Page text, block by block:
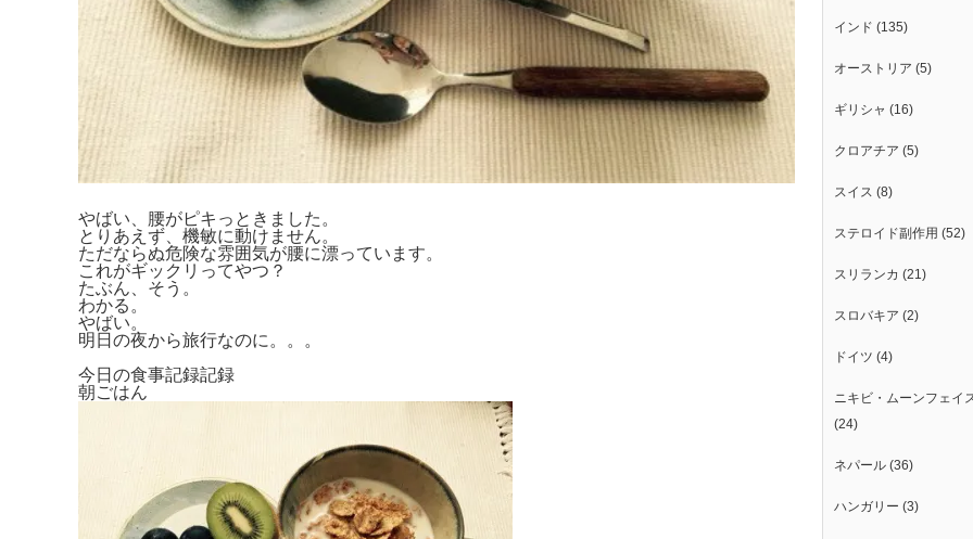
やばい、腰がピキっときました。
とりあえず、機敏に動けません。
ただならぬ危険な雰囲気が腰に漂っています。
これがギックリってやつ？
たぶん、そう。
わかる。
やばい。
明日の夜から旅行なのに。。。
今日の食事記録記録
朝ごはん
インド (135)
オーストリア (5)
ギリシャ (16)
クロアチア (5)
スイス (8)
ステロイド副作用 (52)
スリランカ (21)
スロバキア (2)
ドイツ (4)
ニキビ・ムーンフェイ
(24)
ネパール (36)
ハンガリー (3)